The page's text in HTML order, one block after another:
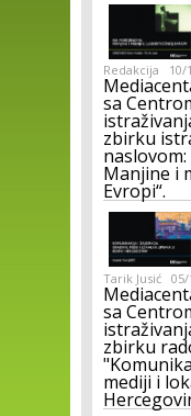
Redakcija
10/
sa
zbirku
Manjine i
Evropi“.
Tarik Jusić 05/
sa
zbirku
mediji i